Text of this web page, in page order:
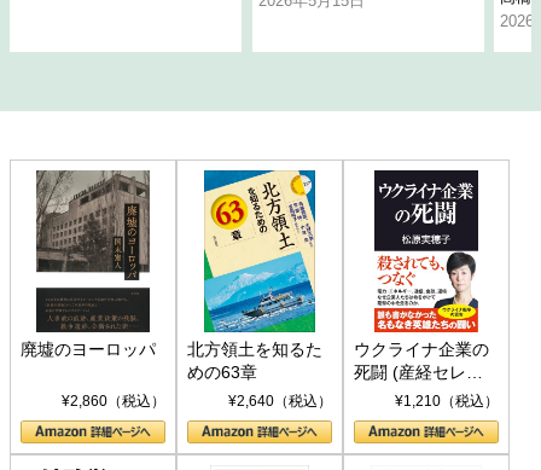
2026
廃墟のヨーロッパ
¥2,860（税込）
北方領土を知るた
めの63章
¥2,640（税込）
ウクライナ企業の
死闘 (産経セレク
ト S 039)¥1,210（税込）